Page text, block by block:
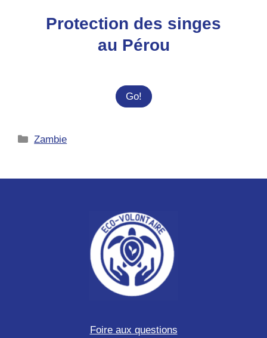
Protection des singes
au Pérou
Go!Protection
des
Catégories
Zambie
Foire aux questions